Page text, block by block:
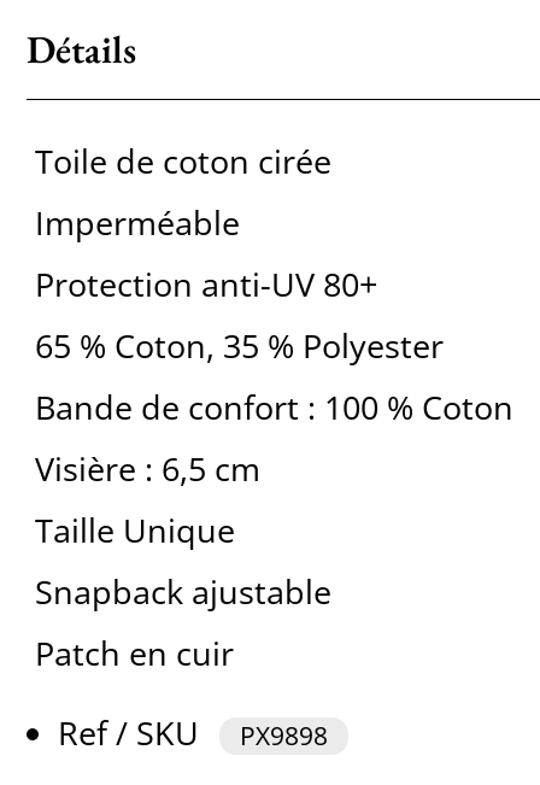
Détails
Toile de coton cirée
Imperméable
Protection anti-UV 80+
65 % Coton, 35 % Polyester
Bande de confort : 100 % Coton
Visière : 6,5 cm
Taille Unique
Snapback ajustable
Patch en cuir
Ref / SKU
PX9898